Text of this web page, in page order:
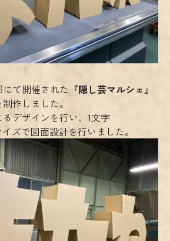
て開催された 『隠し芸マルシェ』
作しました。
デザインを行い、1文字
ズで図面設計を行いました。